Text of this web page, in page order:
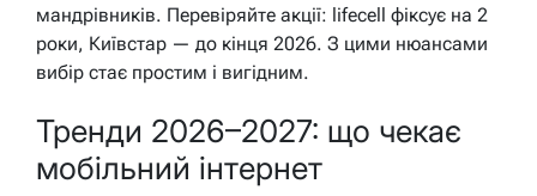
мандрівників. Перевіряйте акції: lifecell фіксує на 2
роки, Київстар — до кінця 2026. З цими нюансами
вибір стає простим і вигідним.
Тренди 2026–2027: що чекає
мобільний інтернет